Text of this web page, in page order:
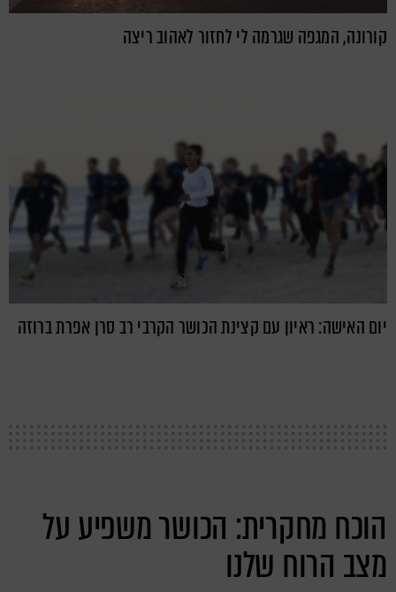
קורונה, המגפה שגרמה לי לחזור לאהוב ריצה
יום האישה: ראיון עם קצינת הכושר הקרבי רב סרן אפרת ברוזה
הוכח מחקרית: הכושר משפיע על
מצב הרוח שלנו